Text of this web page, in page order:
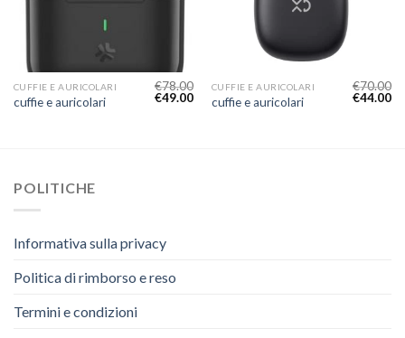
CUFFIE E AURICOLARI
cuffie e auricolari
€78.00
€49.00
CUFFIE E AURICOLARI
cuffie e auricolari
€70.00
€44.00
POLITICHE
Informativa sulla privacy
Politica di rimborso e reso
Termini e condizioni